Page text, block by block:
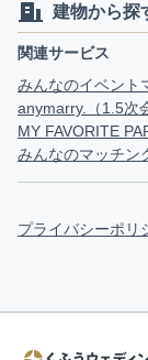
建物から探
関連サービス
みんなのイベント
anymarry.（1.5次
MY FAVORITE
みんなのマッチン
プライバシーポリ